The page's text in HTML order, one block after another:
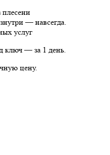
— навсегда.
услуг
ключ — за 1 день.
цену.